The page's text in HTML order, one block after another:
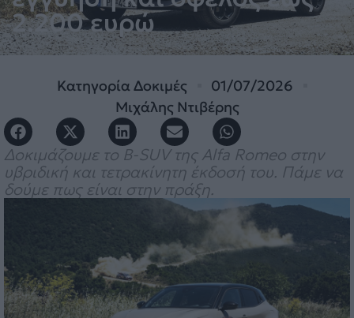
2.200 ευρώ
ΚατηγορίαΔοκιμές
01/07/2026
Μιχάλης Ντιβέρης
Δοκιμάζουμε το B-SUV της Alfa Romeo στην
υβριδική και τετρακίνητη έκδοσή του. Πάμε να
δούμε πως είναι στην πράξη.